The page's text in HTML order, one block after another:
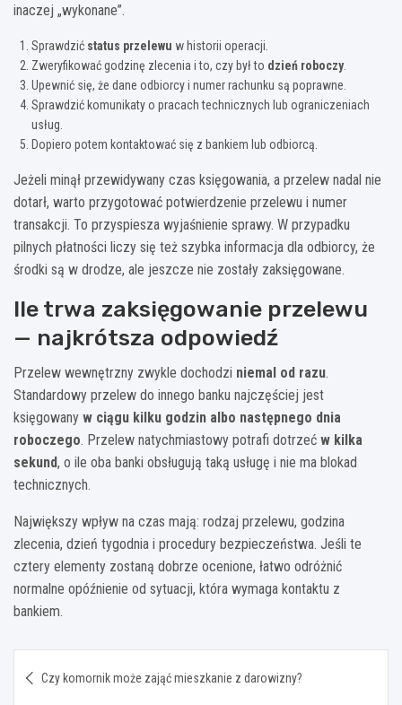
inaczej „wykonane”.
Sprawdzić status przelewu w historii operacji.
Zweryfikować godzinę zlecenia i to, czy był to dzień roboczy.
Upewnić się, że dane odbiorcy i numer rachunku są poprawne.
Sprawdzić komunikaty o pracach technicznych lub ograniczeniach
usług.
Dopiero potem kontaktować się z bankiem lub odbiorcą.
Jeżeli minął przewidywany czas księgowania, a przelew nadal nie
dotarł, warto przygotować potwierdzenie przelewu i numer
transakcji. To przyspiesza wyjaśnienie sprawy. W przypadku
pilnych płatności liczy się też szybka informacja dla odbiorcy, że
środki są w drodze, ale jeszcze nie zostały zaksięgowane.
Ile trwa zaksięgowanie przelewu
— najkrótsza odpowiedź
Przelew wewnętrzny zwykle dochodzi niemal od razu.
Standardowy przelew do innego banku najczęściej jest
księgowany w ciągu kilku godzin albo następnego dnia
roboczego. Przelew natychmiastowy potrafi dotrzeć w kilka
sekund, o ile oba banki obsługują taką usługę i nie ma blokad
technicznych.
Największy wpływ na czas mają: rodzaj przelewu, godzina
zlecenia, dzień tygodnia i procedury bezpieczeństwa. Jeśli te
cztery elementy zostaną dobrze ocenione, łatwo odróżnić
normalne opóźnienie od sytuacji, która wymaga kontaktu z
bankiem.
wpisu
Czy komornik może zająć mieszkanie z darowizny?